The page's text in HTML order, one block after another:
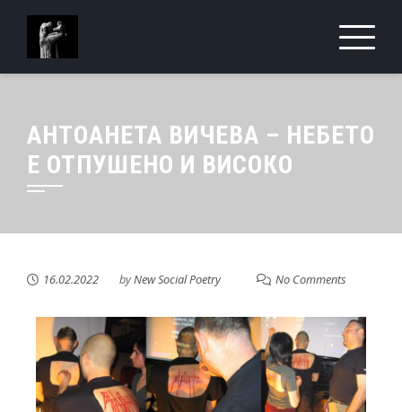
АНТОАНЕТА ВИЧЕВА – НЕБЕТО
Е ОТПУШЕНО И ВИСОКО
16.02.2022 byNew Social Poetry No Comments